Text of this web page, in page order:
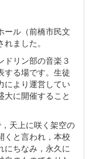
ール（前橋市民文
ました。
ドリン部の音楽３
する場です。生徒
により運営してい
大に開催すること
天上に咲く架空の
くと言われ，本校
にちなみ，永久に